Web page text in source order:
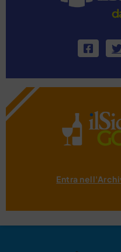
Entra